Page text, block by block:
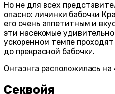
Но не для всех
опасно: личинки бабочки
его очень аппетитным и
эти насекомые
ускоренном темпе
до прекрасной бабочки.
Онгаонга расположилась
Секвойя